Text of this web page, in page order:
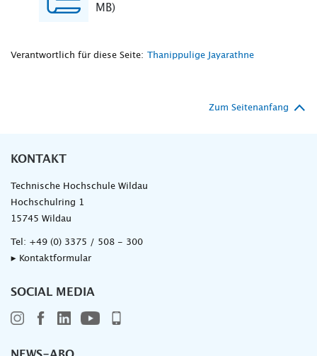
MB)
Verantwortlich für diese Seite: Thanippulige Jayarathne
Zum Seitenanfang
KONTAKT
Technische Hochschule Wildau
Hochschulring 1
15745 Wildau
Tel: +49 (0) 3375 / 508 - 300
▸ Kontaktformular
SOCIAL MEDIA